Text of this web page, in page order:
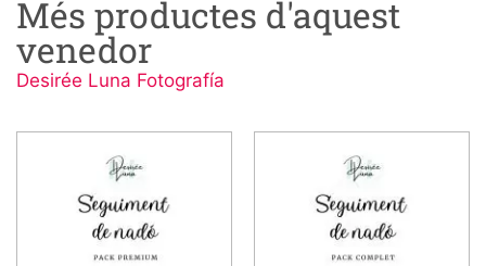
Més productes d'aquest
venedor
Desirée Luna Fotografía